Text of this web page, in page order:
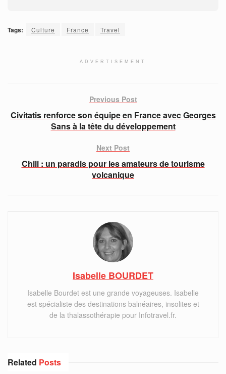
Tags: Culture France Travel
ADVERTISEMENT
Previous Post
Civitatis renforce son équipe en France avec Georges
Sans à la tête du développement
Next Post
Chili : un paradis pour les amateurs de tourisme
volcanique
Isabelle BOURDET
Isabelle Bourdet est une grande voyageuses. Isabelle
est spécialiste des destinations balnéaires, insolites et
de la thalassothérapie pour Infotravel.fr.
Related Posts